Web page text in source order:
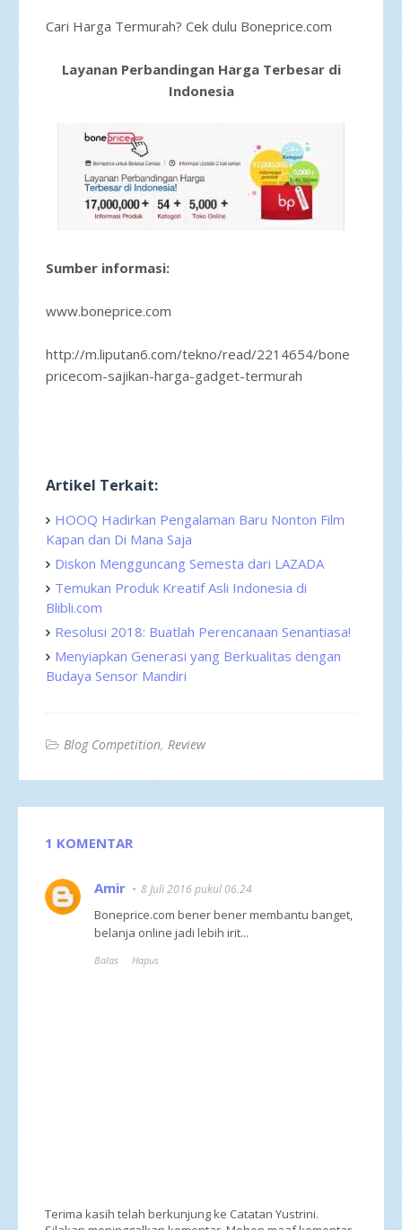
Cari Harga Termurah? Cek dulu Boneprice.com
Layanan Perbandingan Harga Terbesar di
Indonesia
Sumber informasi:
www.boneprice.com
http://m.liputan6.com/tekno/read/2214654/bone
pricecom-sajikan-harga-gadget-termurah
Artikel Terkait:
HOOQ Hadirkan Pengalaman Baru Nonton Film
Kapan dan Di Mana Saja
Diskon Mengguncang Semesta dari LAZADA
Temukan Produk Kreatif Asli Indonesia di
Blibli.com
Resolusi 2018: Buatlah Perencanaan Senantiasa!
Menyiapkan Generasi yang Berkualitas dengan
Budaya Sensor Mandiri
Blog Competition Review
1 KOMENTAR
Amir 8 Juli 2016 pukul 06.24
Boneprice.com bener bener membantu banget,
belanja online jadi lebih irit...
Balas Hapus
Terima kasih telah berkunjung ke Catatan Yustrini.